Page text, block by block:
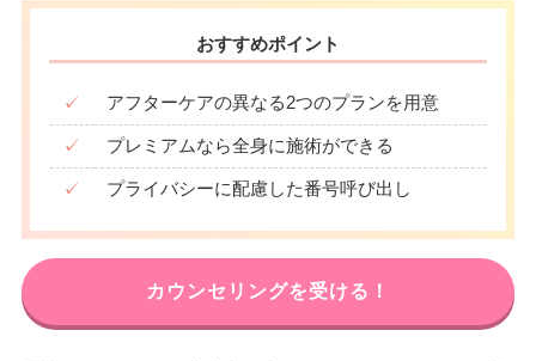
おすすめポイント
✓ アフターケアの異なる2つのプランを用意
✓ プレミアムなら全身に施術ができる
✓ プライバシーに配慮した番号呼び出し
カウンセリングを受ける！